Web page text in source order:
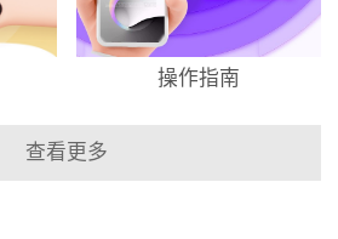
操作指南
查看更多